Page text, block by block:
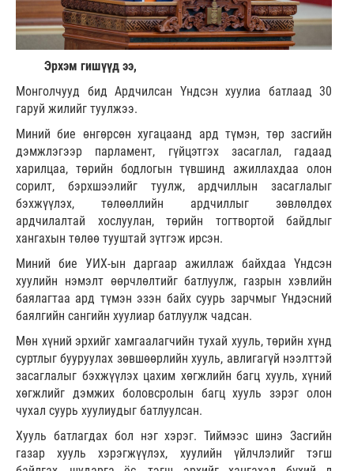
Эрхэм гишүүд ээ,
Монголчууд бид Ардчилсан Үндсэн хуулиа батлаад 30
гаруй жилийг туулжээ.
Миний бие өнгөрсөн хугацаанд ард түмэн, төр засгийн
дэмжлэгээр парламент, гүйцэтгэх засаглал, гадаад
харилцаа, төрийн бодлогын түвшинд ажиллахдаа олон
сорилт, бэрхшээлийг туулж, ардчиллын засаглалыг
бэхжүүлэх, төлөөллийн ардчиллыг зөвлөлдөх
ардчилалтай хослуулан, төрийн тогтвортой байдлыг
хангахын төлөө тууштай зүтгэж ирсэн.
Миний бие УИХ-ын даргаар ажиллаж байхдаа Үндсэн
хуулийн нэмэлт өөрчлөлтийг батлуулж, газрын хэвлийн
баялагтаа ард түмэн эзэн байх суурь зарчмыг Үндэсний
баялгийн сангийн хуулиар батлуулж чадсан.
Мөн хүний эрхийг хамгаалагчийн тухай хууль, төрийн хүнд
суртлыг бууруулах зөвшөөрлийн хууль, авлигагүй нээлттэй
засаглалыг бэхжүүлэх цахим хөгжлийн багц хууль, хүний
хөгжлийг дэмжих боловсролын багц хууль зэрэг олон
чухал суурь хуулиудыг батлуулсан.
Хууль батлагдах бол нэг хэрэг. Тиймээс шинэ Засгийн
газар хууль хэрэгжүүлэх, хуулийн үйлчлэлийг тэгш